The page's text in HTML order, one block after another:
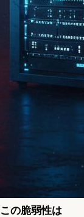
の脆弱性は